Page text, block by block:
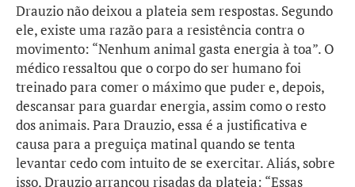
Drauzio não deixou a plateia sem respostas. Segundo
ele, existe uma razão para a resistência contra o
movimento: “Nenhum animal gasta energia à toa”. O
médico ressaltou que o corpo do ser humano foi
treinado para comer o máximo que puder e, depois,
descansar para guardar energia, assim como o resto
dos animais. Para Drauzio, essa é a justificativa e
causa para a preguiça matinal quando se tenta
levantar cedo com intuito de se exercitar. Aliás, sobre
isso, Drauzio arrancou risadas da plateia: “Essas